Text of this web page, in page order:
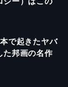
で起きたヤバ
た邦画の名作